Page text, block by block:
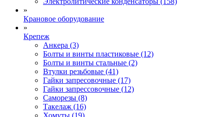
»
Крановое оборудование
»
Крепеж
Анкера (3)
Болты и винты пластиковые (12)
Болты и винты стальные (2)
Втулки резьбовые (41)
Гайки запресовочные (17)
Гайки запрессовочные (12)
Саморезы (8)
Такелаж (16)
Хомуты (19)